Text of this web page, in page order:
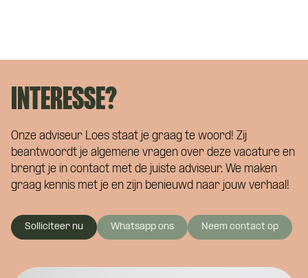
INTERESSE?
Onze adviseur Loes staat je graag te woord! Zij
beantwoordt je algemene vragen over deze vacature en
brengt je in contact met de juiste adviseur. We maken
graag kennis met je en zijn benieuwd naar jouw verhaal!
Solliciteer nu Whatsapp ons Neem contact op